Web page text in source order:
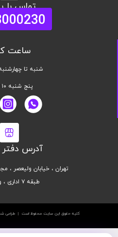
تماس با
ساعت
شنبه تا چهارشنبه ۱۰ الی ۱۸
پنج شنبه ۱۰ الی ۱۴
آدرس دفتر
تهران ، خیابان ولیعصر ،
طبقه ۷ اداری ، واحد ۱۹۱۲
کلیه حقوق این سایت محفوظ است | طراحی شده